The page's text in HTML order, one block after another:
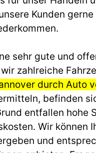
Kunden
sehr gute und
zahlreiche
durch Auto
befinden
entfallen hohe
Wir können
und